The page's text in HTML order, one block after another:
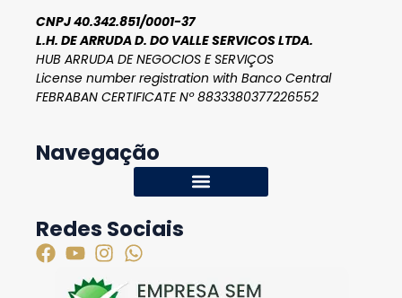
CNPJ 40.342.851/0001-37
L.H. DE ARRUDA D. DO VALLE SERVICOS LTDA.
HUB ARRUDA DE NEGOCIOS E SERVIÇOS
License number registration with Banco Central
FEBRABAN CERTIFICATE Nº 8833380377226552
Navegação
Redes Sociais